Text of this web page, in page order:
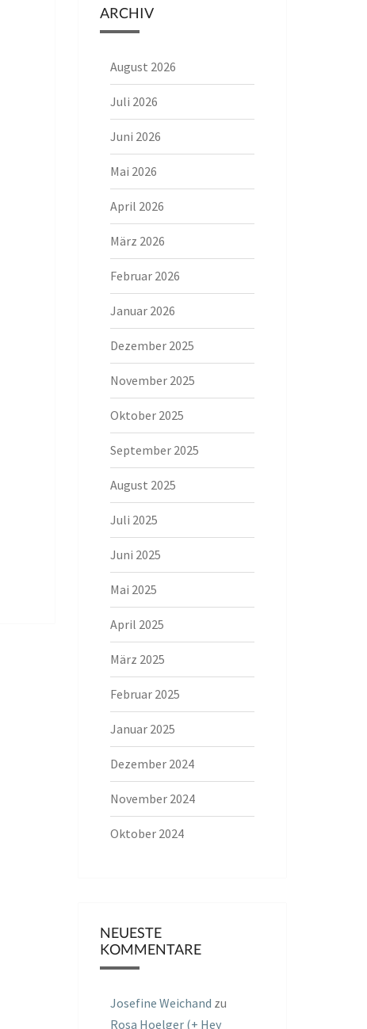
ARCHIV
August 2026
Juli 2026
Juni 2026
Mai 2026
April 2026
März 2026
Februar 2026
Januar 2026
Dezember 2025
November 2025
Oktober 2025
September 2025
August 2025
Juli 2025
Juni 2025
Mai 2025
April 2025
März 2025
Februar 2025
Januar 2025
Dezember 2024
November 2024
Oktober 2024
NEUESTE
KOMMENTARE
Josefine Weichand zu
Rosa Hoelger (+ Hey